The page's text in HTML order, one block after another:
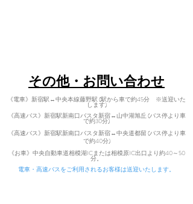
で、宜しければフォロー頂けますと幸いで
す。
Facebook ：
お山のリトリート うずまの
（@mano.widwife）
Instagram ：お山のリトリート うずまの
YouTube ：うずまのちゃんねる
​その他・お問い合わせ
《電車》新宿駅↔中央本線藤野駅 (駅から車で約45分 ※送迎いた
します)
《高速バス》新宿駅新南口バスタ新宿↔山中湖旭丘 (バス停より車
で約30分)
《高速バス》新宿駅新南口バスタ新宿↔中央道都留 (バス停より車
で約40分)
《お車》中央自動車道相模湖ICまたは相模原IC出口より約40～50
分。
電車・高速バスをご利用されるお客様は送迎いたします。